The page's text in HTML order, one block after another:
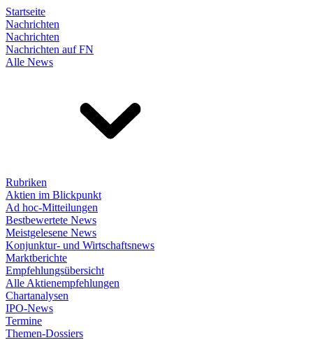
Startseite
Nachrichten
Nachrichten
Nachrichten auf FN
Alle News
Rubriken
Aktien im Blickpunkt
Ad hoc-Mitteilungen
Bestbewertete News
Meistgelesene News
Konjunktur- und Wirtschaftsnews
Marktberichte
Empfehlungsübersicht
Alle Aktienempfehlungen
Chartanalysen
IPO-News
Termine
Themen-Dossiers